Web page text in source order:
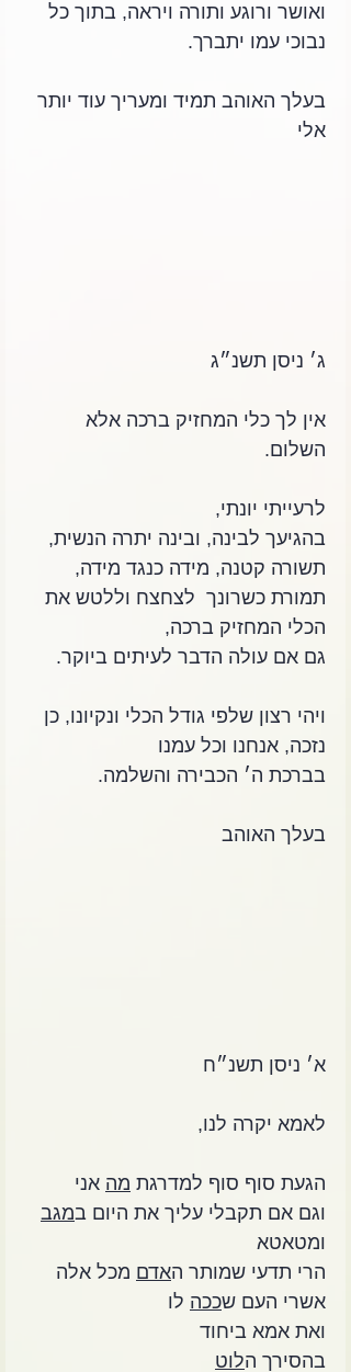
ואושר ורוגע ותורה ויראה, בתוך כל
נבוכי עמו יתברך.
בעלך האוהב תמיד ומעריך עוד יותר
אלי
ג׳ ניסן תשנ״ג
אין לך כלי המחזיק ברכה אלא
השלום.
לרעייתי יונתי,
בהגיעך לבינה, ובינה יתרה הנשית,
תשורה קטנה, מידה כנגד מידה,
תמורת כשרונך  לצחצח וללטש את
הכלי המחזיק ברכה,
גם אם עולה הדבר לעיתים ביוקר.
ויהי רצון שלפי גודל הכלי ונקיונו, כן
נזכה, אנחנו וכל עמנו
בברכת ה׳ הכבירה והשלמה.
בעלך האוהב
א׳ ניסן תשנ״ח
לאמא יקרה לנו,
הגעת סוף סוף למדרגת מה אני
וגם אם תקבלי עליך את היום במגב
ומטאטא
הרי תדעי שמותר האדם מכל אלה
אשרי העם שככה לו
ואת אמא ביחוד
בהסירך הלוט